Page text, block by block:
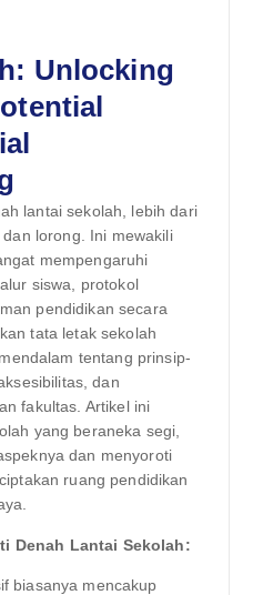
Unlocking
lantai sekolah, lebih dari
lorong. Ini mewakili
mempengaruhi
siswa, protokol
pendidikan secara
tata letak sekolah
tentang prinsip-
dan
fakultas. Artikel ini
yang beraneka segi,
dan menyoroti
ruang pendidikan
Denah Lantai Sekolah:
biasanya mencakup